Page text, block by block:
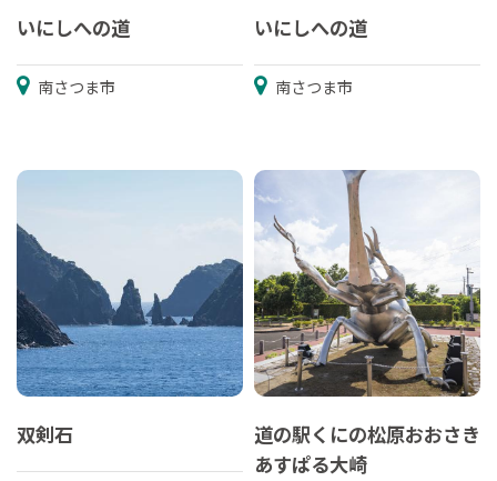
いにしへの道
南さつま市
いにしへの道
南さつま市
双剣石
道の駅くにの松原おおさき
あすぱる大崎